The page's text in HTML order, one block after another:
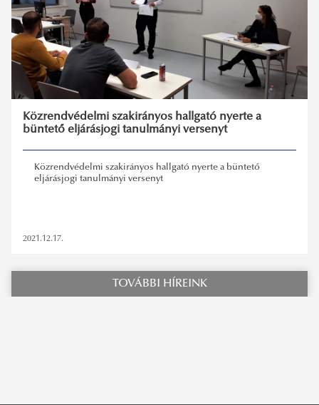
Közrendvédelmi szakirányos hallgató nyerte a
büntető eljárásjogi tanulmányi versenyt
Közrendvédelmi szakirányos hallgató nyerte a büntető
eljárásjogi tanulmányi versenyt
2021.12.17.
TOVÁBBI HÍREINK